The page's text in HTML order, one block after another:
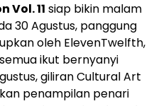
Vol. 11 siap bikin malam
30 Agustus, panggung
oleh ElevenTwelfth,
ikut bernyanyi
giliran Cultural Art
penampilan penari